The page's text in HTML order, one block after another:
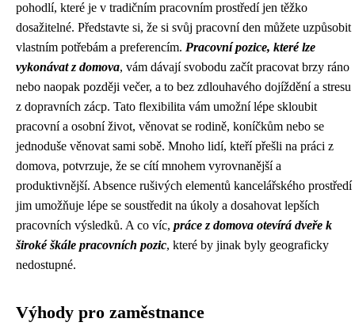
pohodlí, které je v tradičním pracovním prostředí jen těžko
dosažitelné. Představte si, že si svůj pracovní den můžete uzpůsobit
vlastním potřebám a preferencím. Pracovní pozice, které lze
vykonávat z domova, vám dávají svobodu začít pracovat brzy ráno
nebo naopak později večer, a to bez zdlouhavého dojíždění a stresu
z dopravních zácp. Tato flexibilita vám umožní lépe skloubit
pracovní a osobní život, věnovat se rodině, koníčkům nebo se
jednoduše věnovat sami sobě. Mnoho lidí, kteří přešli na práci z
domova, potvrzuje, že se cítí mnohem vyrovnanější a
produktivnější. Absence rušivých elementů kancelářského prostředí
jim umožňuje lépe se soustředit na úkoly a dosahovat lepších
pracovních výsledků. A co víc, práce z domova otevírá dveře k
široké škále pracovních pozic, které by jinak byly geograficky
nedostupné.
Výhody pro zaměstnance